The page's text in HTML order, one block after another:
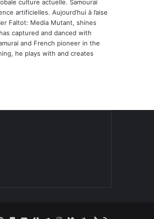
culture actuelle. Samouraï
artificielles. Aujourd’hui à l’aise
Faltot: Media Mutant, shines
captured and danced with
and French pioneer in the
he plays with and creates